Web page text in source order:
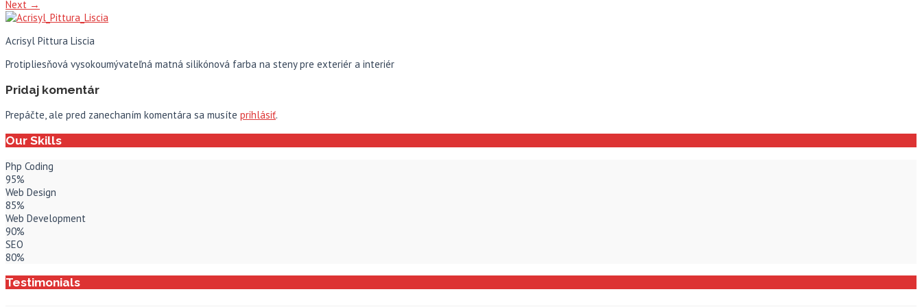
Next →
Acrisyl Pittura Liscia
Protipliesňová vysokoumývateľná matná silikónová farba na steny pre exteriér a interiér
Pridaj komentár
Prepáčte, ale pred zanechaním komentára sa musíte prihlásiť.
Our Skills
Php Coding
95%
Web Design
85%
Web Development
90%
SEO
80%
Testimonials